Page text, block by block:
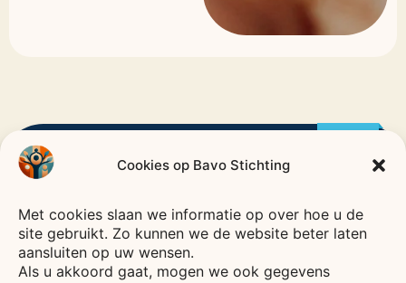
Cookies op Bavo Stichting
Met cookies slaan we informatie op over hoe u de
site gebruikt. Zo kunnen we de website beter laten
aansluiten op uw wensen.
Als u akkoord gaat, mogen we ook gegevens
Bavo Stichting
Voor een leven vol verbinding, plezier en zorg.
De Bavo stichting is een fonds waarvan het
rendement wordt gebruikt voor het bevorderen